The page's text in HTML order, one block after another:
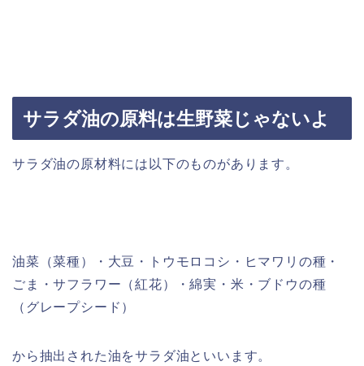
サラダ油の原料は生野菜じゃないよ
サラダ油の原材料には以下のものがあります。
油菜（菜種）・大豆・トウモロコシ・ヒマワリの種・
ごま・サフラワー（紅花）・綿実・米・ブドウの種
（グレープシード）
から抽出された油をサラダ油といいます。